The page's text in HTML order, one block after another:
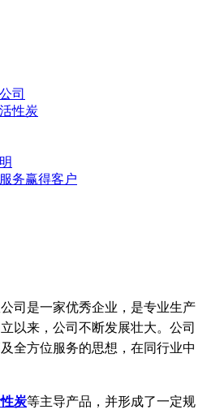
司
性炭
务赢得客户
是一家优秀企业，是专业生产
以来，公司不断发展壮大。公司
全方位服务的思想，在同行业中
炭等主导产品，并形成了一定规